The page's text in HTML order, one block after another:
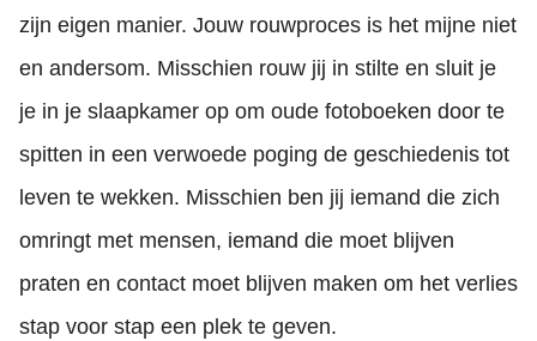
zijn eigen manier. Jouw rouwproces is het mijne niet
en andersom. Misschien rouw jij in stilte en sluit je
je in je slaapkamer op om oude fotoboeken door te
spitten in een verwoede poging de geschiedenis tot
leven te wekken. Misschien ben jij iemand die zich
omringt met mensen, iemand die moet blijven
praten en contact moet blijven maken om het verlies
stap voor stap een plek te geven.